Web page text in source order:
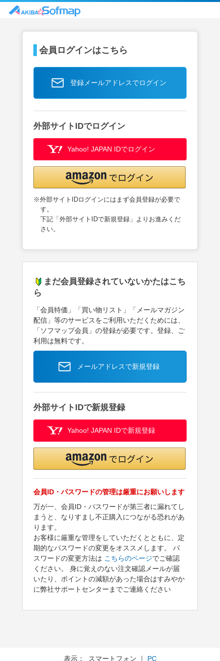
会員ログインはこちら
登録メールアドレスでログイン
外部サイトIDでログイン
Yahoo! JAPAN IDでログイン
※外部サイトIDログインにはまず会員登録が必要で
す。
下記「外部サイトIDで新規登録」よりお進みくだ
さい。
まだ会員登録されていないかたはこち
ら
「会員特価」「買い物リスト」「メールマガジン
配信」等のサービスをご利用いただくためには、
「ソフマップ会員」の登録が必要です。登録、ご
利用は無料です。
メールアドレスで新規登録
外部サイトIDで新規登録
Yahoo! JAPAN IDで新規登録
会員ID・パスワードの管理は厳重にお願いします
万が一、会員ID・パスワードが第三者に漏れてし
まうと、なりすまし不正購入につながる恐れがあ
ります。
お客様に厳重な管理をしていただくとともに、定
期的なパスワードの変更をオススメします。 パ
スワードの変更方法は こちらのページでご確認
ください。 身に覚えのない注文確認メールが届
いたり、ポイントの減額があった場合はすみやか
に弊社サポートセンターまでご連絡ください
表示： スマートフォン ｜ PC